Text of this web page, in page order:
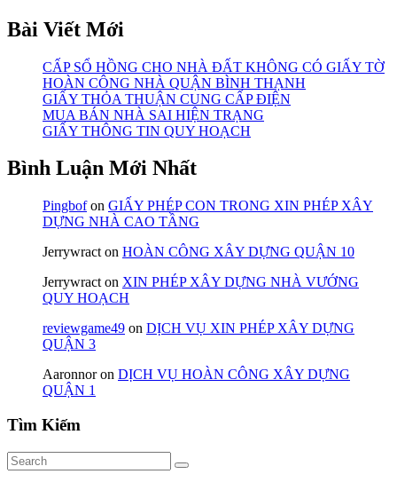
Bài Viết Mới
CẤP SỔ HỒNG CHO NHÀ ĐẤT KHÔNG CÓ GIẤY TỜ
HOÀN CÔNG NHÀ QUẬN BÌNH THẠNH
GIẤY THỎA THUẬN CUNG CẤP ĐIỆN
MUA BÁN NHÀ SAI HIỆN TRẠNG
GIẤY THÔNG TIN QUY HOẠCH
Bình Luận Mới Nhất
Pingbofon GIẤY PHÉP CON TRONG XIN PHÉP XÂY
DỰNG NHÀ CAO TẦNG
Jerrywract on HOÀN CÔNG XÂY DỰNG QUẬN 10
Jerrywract on XIN PHÉP XÂY DỰNG NHÀ VƯỚNG
QUY HOẠCH
reviewgame49 on DỊCH VỤ XIN PHÉP XÂY DỰNG
QUẬN 3
Aaronnoron DỊCH VỤ HOÀN CÔNG XÂY DỰNG
QUẬN 1
Tìm Kiếm